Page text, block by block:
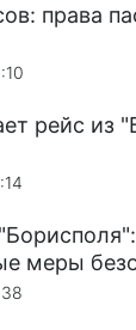
права
рейс из
меры